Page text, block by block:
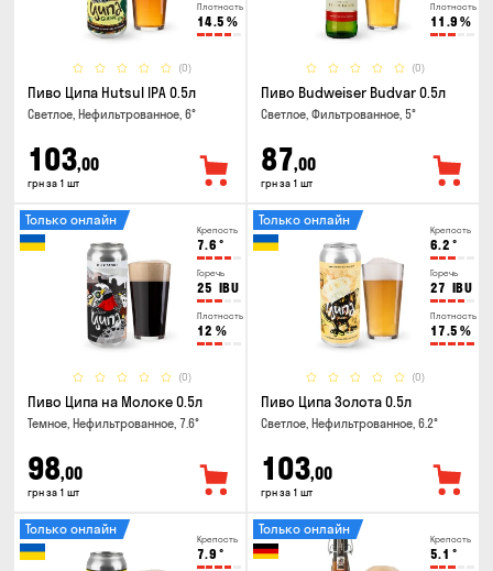
Плотность
14.5 %
(0)
Пиво Ципа Hutsul IPA 0.5л
Светлое, Нефильтрованное, 6°
103,00
грн за 1 шт
Плотность
11.9 %
(0)
Пиво Budweiser Budvar 0.5л
Светлое, Фильтрованное, 5°
87,00
грн за 1 шт
Крепость
7.6 °
Горечь
25 IBU
Плотность
12 %
(0)
Только онлайн
Пиво Ципа на Молоке 0.5л
Темное, Нефильтрованное, 7.6°
98,00
грн за 1 шт
Крепость
6.2 °
Горечь
27 IBU
Плотность
17.5 %
(0)
Только онлайн
Пиво Ципа Золота 0.5л
Светлое, Нефильтрованное, 6.2°
103,00
грн за 1 шт
Крепость
7.9 °
Только онлайн
Крепость
5.1 °
Только онлайн